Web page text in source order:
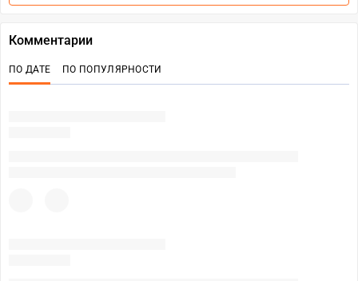
Комментарии
ПО ДАТЕ ПО ПОПУЛЯРНОСТИ